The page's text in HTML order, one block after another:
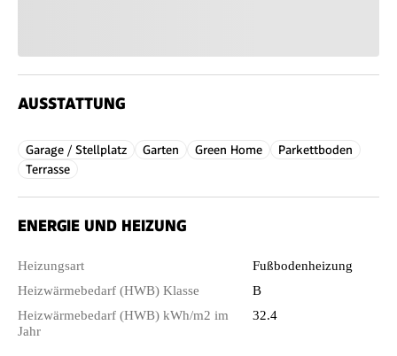
AUSSTATTUNG
Garage / Stellplatz Garten Green Home
Parkettboden
Terrasse
ENERGIE UND HEIZUNG
Heizungsart
Fußbodenheizung
Heizwärmebedarf (HWB) Klasse
B
Heizwärmebedarf (HWB) kWh/m2 im
Jahr
32.4